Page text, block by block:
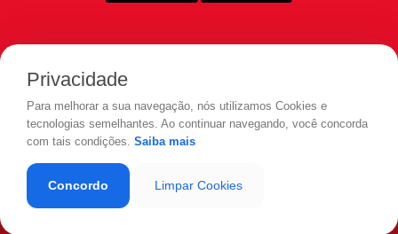
Privacidade
Para melhorar a sua navegação, nós utilizamos Cookies e
tecnologias semelhantes. Ao continuar navegando, você concorda
com tais condições. Saiba mais
Concordo Limpar Cookies